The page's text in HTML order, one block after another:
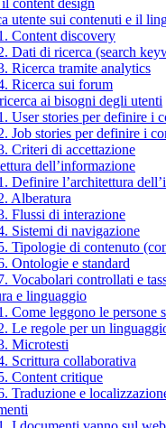
utente sui contenuti e il
Content discovery
Dati di ricerca (search
Ricerca tramite analytics
Ricerca sui forum
ai bisogni degli utenti
User stories per definire i
Job stories per definire i
Criteri di accettazione
dell’informazione
Definire l’architettura
Alberatura
Flussi di interazione
Sistemi di navigazione
Tipologie di contenuto
Ontologie e standard
Vocabolari controllati e
e linguaggio
Come leggono le persone
Le regole per un
Microtesti
Scrittura collaborativa
Content critique
Traduzione e